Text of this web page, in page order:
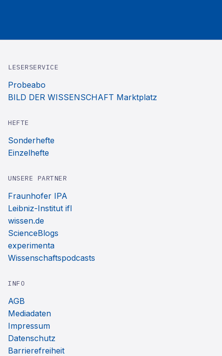
LESERSERVICE
Probeabo
BILD DER WISSENSCHAFT Marktplatz
HEFTE
Sonderhefte
Einzelhefte
UNSERE PARTNER
Fraunhofer IPA
Leibniz-Institut ifl
wissen.de
ScienceBlogs
experimenta
Wissenschaftspodcasts
INFO
AGB
Mediadaten
Impressum
Datenschutz
Barrierefreiheit